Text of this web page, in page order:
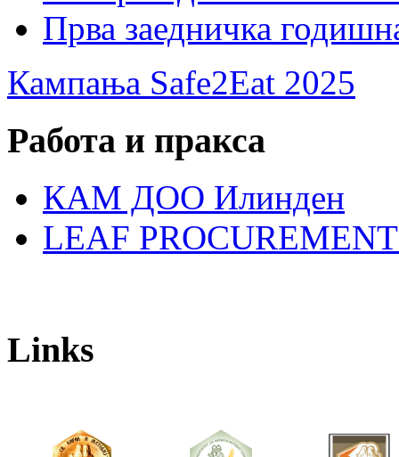
Прва заедничка
Кампања Safe2Eat 2025
Работа и пракса
КАМ ДОО Илинден
LEAF
Links